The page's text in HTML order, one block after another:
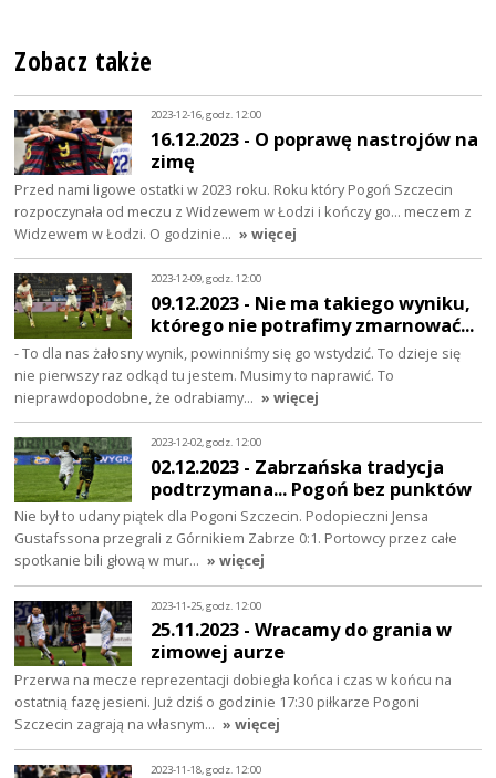
Zobacz także
2023-12-16, godz. 12:00
16.12.2023 - O poprawę nastrojów na
zimę
Przed nami ligowe ostatki w 2023 roku. Roku który Pogoń Szczecin
rozpoczynała od meczu z Widzewem w Łodzi i kończy go... meczem z
Widzewem w Łodzi. O godzinie… » więcej
2023-12-09, godz. 12:00
09.12.2023 - Nie ma takiego wyniku,
którego nie potrafimy zmarnować...
- To dla nas żałosny wynik, powinniśmy się go wstydzić. To dzieje się
nie pierwszy raz odkąd tu jestem. Musimy to naprawić. To
nieprawdopodobne, że odrabiamy… » więcej
2023-12-02, godz. 12:00
02.12.2023 - Zabrzańska tradycja
podtrzymana... Pogoń bez punktów
Nie był to udany piątek dla Pogoni Szczecin. Podopieczni Jensa
Gustafssona przegrali z Górnikiem Zabrze 0:1. Portowcy przez całe
spotkanie bili głową w mur… » więcej
2023-11-25, godz. 12:00
25.11.2023 - Wracamy do grania w
zimowej aurze
Przerwa na mecze reprezentacji dobiegła końca i czas w końcu na
ostatnią fazę jesieni. Już dziś o godzinie 17:30 piłkarze Pogoni
Szczecin zagrają na własnym… » więcej
2023-11-18, godz. 12:00